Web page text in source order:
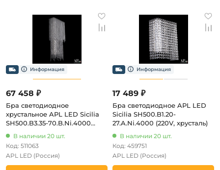
67 458 ₽
Бра светодиодное
хрустальное APL LED Sicilia
SH500.B3.35-70.B.Ni.4000
В наличии 20 шт.
Код: 511063
APL LED (Россия)
17 489 ₽
Бра светодиодное APL LED
Sicilia SH500.B1.20-
27.A.Ni.4000 (220V, хрусталь)
В наличии 20 шт.
Код: 459751
APL LED (Россия)